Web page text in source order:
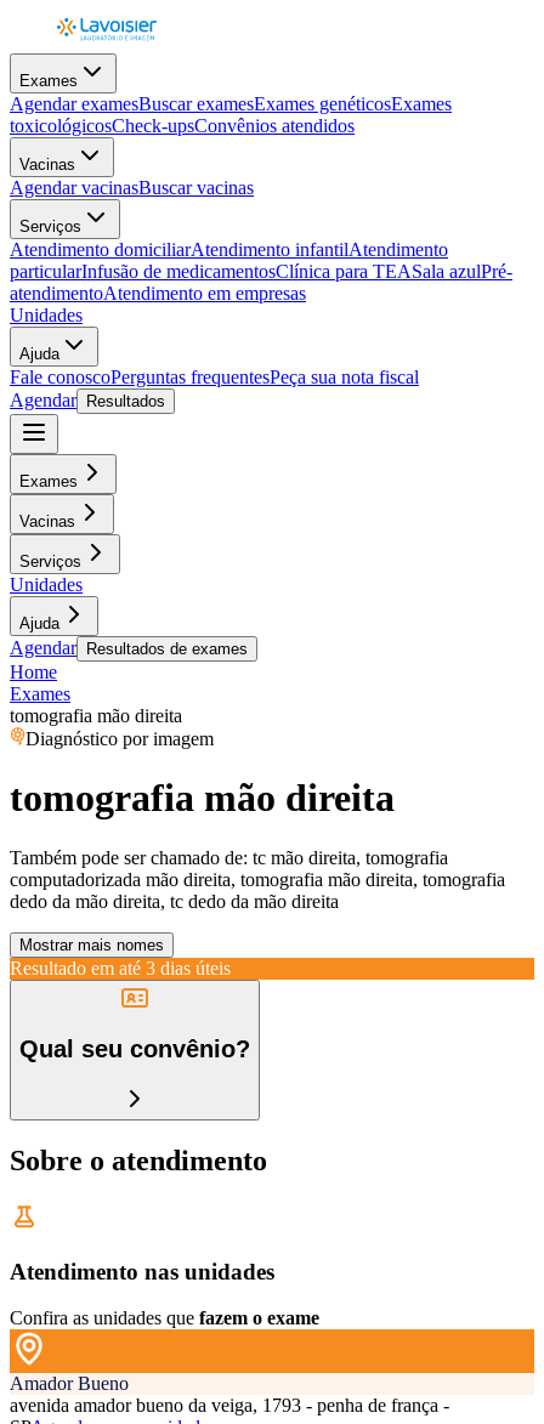
Exames
Agendar examesBuscar examesExames genéticosExames
toxicológicosCheck-upsConvênios atendidos
Vacinas
Agendar vacinasBuscar vacinas
Serviços
Atendimento domiciliarAtendimento infantilAtendimento
particularInfusão de medicamentosClínica para TEASala azulPré-
atendimentoAtendimento em empresas
Unidades
Ajuda
Fale conoscoPerguntas frequentesPeça sua nota fiscal
Agendar
Resultados
Exames
Vacinas
Serviços
Unidades
Ajuda
Agendar Resultados de exames
Home
Exames
tomografia mão direita
Diagnóstico por imagem
tomografia mão direita
Também pode ser chamado de: tc mão direita, tomografia
computadorizada mão direita, tomografia mão direita, tomografia
dedo da mão direita, tc dedo da mão direita
Mostrar mais nomes
Resultado em até 3 dias úteis
Qual seu convênio?
Sobre o atendimento
Atendimento nas unidades
Confira as unidades que fazem o exame
Amador Bueno
avenida amador bueno da veiga, 1793 - penha de frança -